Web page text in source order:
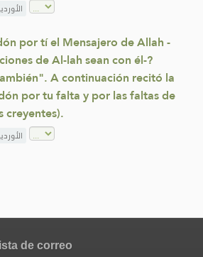
por tí el Mensajero de Allah -
de Al-lah sean con él-?
A continuación recitó la
por tu falta y por las faltas de
creyentes).
de correo